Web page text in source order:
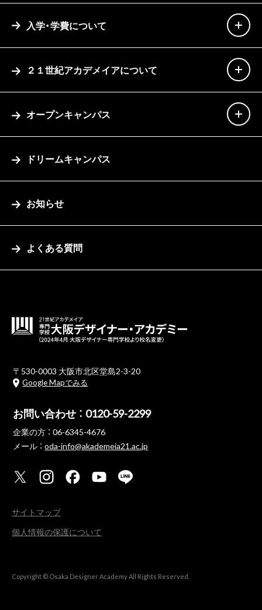
入学・学費について
２１世紀アカデメイアについて
オープンキャンパス
ドリームキャンパス
お知らせ
よくある質問
〒530-0003 大阪市北区堂島2-3-20
Google Mapでみる
お問い合わせ ： 0120-59-2299
企業の方 ： 06-6345-4676
メール ：oda-info@akademeia21.ac.jp
サイトマップ
個人情報の保護について
Copyright © Osaka Designer Academy All Rights Reserved.